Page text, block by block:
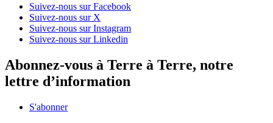
Suivez-nous sur Facebook
Suivez-nous sur X
Suivez-nous sur Instagram
Suivez-nous sur Linkedin
Abonnez-vous à Terre à Terre, notre
lettre d’information
S'abonner